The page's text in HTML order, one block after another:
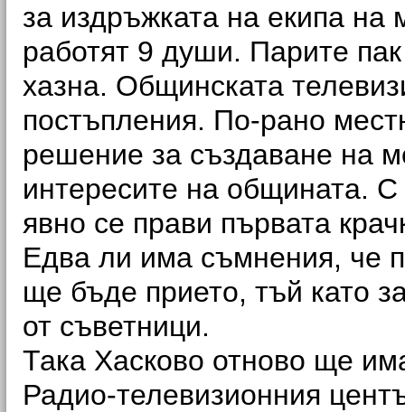
за издръжката на екипа
работят 9 души. Парите
хазна. Общинската
постъпления. По-рано
решение за създаване на
интересите на общината.
явно се прави първата
Едва ли има съмнения, че
ще бъде прието, тъй като
от съветници.
Така Хасково отново ще
Радио-телевизионния